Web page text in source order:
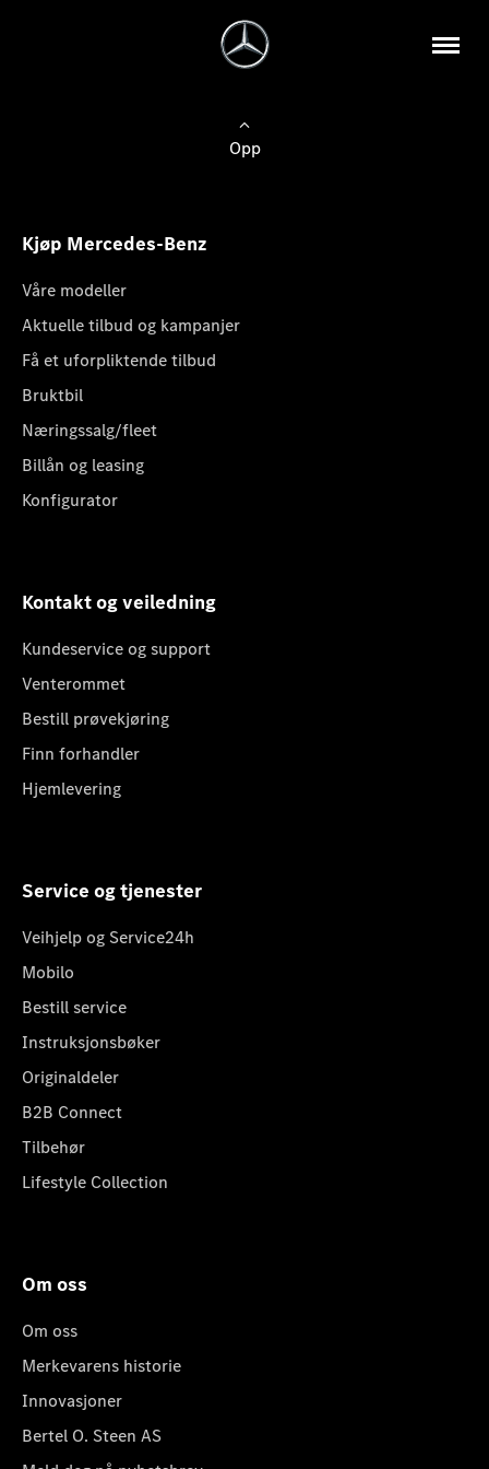
Opp
Kjøp Mercedes-Benz
Våre modeller
Aktuelle tilbud og kampanjer
Få et uforpliktende tilbud
Bruktbil
Næringssalg/fleet
Billån og leasing
Konfigurator
Kontakt og veiledning
Kundeservice og support
Venterommet
Bestill prøvekjøring
Finn forhandler
Hjemlevering
Service og tjenester
Veihjelp og Service24h
Mobilo
Bestill service
Instruksjonsbøker
Originaldeler
B2B Connect
Tilbehør
Lifestyle Collection
Om oss
Om oss
Merkevarens historie
Innovasjoner
Bertel O. Steen AS